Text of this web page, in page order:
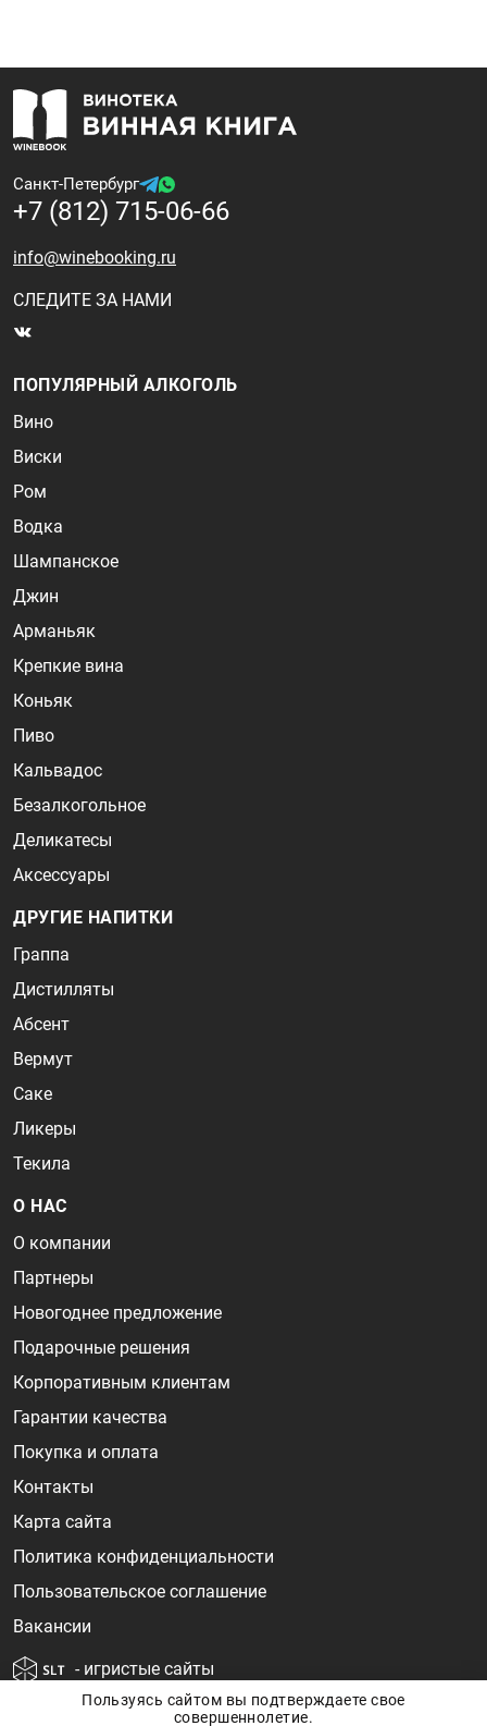
Санкт-Петербург
+7 (812) 715-06-66
info@winebooking.ru
СЛЕДИТЕ ЗА НАМИ
ПОПУЛЯРНЫЙ АЛКОГОЛЬ
Вино
Виски
Ром
Водка
Шампанское
Джин
Арманьяк
Крепкие вина
Коньяк
Пиво
Кальвадос
Безалкогольное
Деликатесы
Аксессуары
ДРУГИЕ НАПИТКИ
Граппа
Дистилляты
Абсент
Вермут
Саке
Ликеры
Текила
О НАС
О компании
Партнеры
Новогоднее предложение
Подарочные решения
Корпоративным клиентам
Гарантии качества
Покупка и оплата
Контакты
Карта сайта
Политика конфиденциальности
Пользовательское соглашение
Вакансии
- игристые сайты
Пользуясь сайтом вы подтверждаете свое
совершеннолетие.